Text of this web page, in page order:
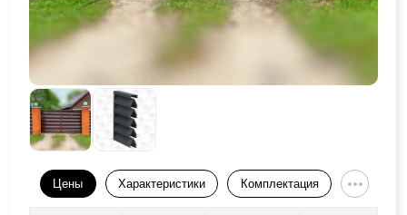
Цены Характеристики Комплектация